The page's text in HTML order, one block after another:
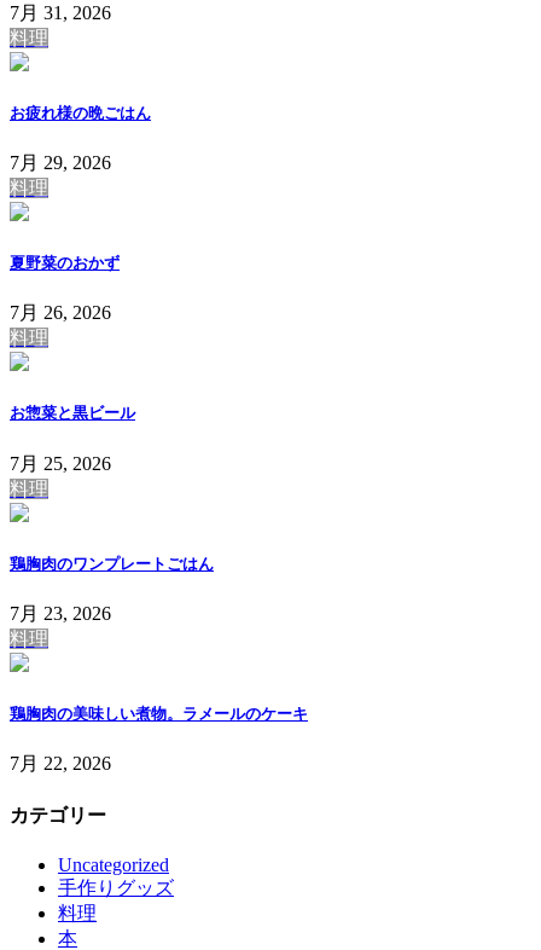
7月 31, 2026
料理
お疲れ様の晩ごはん
7月 29, 2026
料理
夏野菜のおかず
7月 26, 2026
料理
お惣菜と黒ビール
7月 25, 2026
料理
鶏胸肉のワンプレートごはん
7月 23, 2026
料理
鶏胸肉の美味しい煮物。ラメールのケーキ
7月 22, 2026
カテゴリー
Uncategorized
手作りグッズ
料理
本